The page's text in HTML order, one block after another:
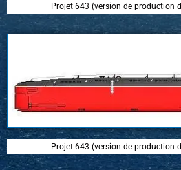
Projet 643 (version de production
Projet 643 (version de production